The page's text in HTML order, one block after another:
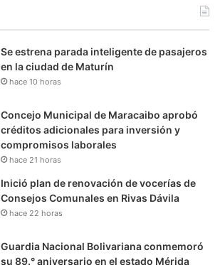
Se estrena parada inteligente de pasajeros
en la ciudad de Maturín
hace 10 horas
Concejo Municipal de Maracaibo aprobó
créditos adicionales para inversión y
compromisos laborales
hace 21 horas
Inició plan de renovación de vocerías de
Consejos Comunales en Rivas Dávila
hace 22 horas
Guardia Nacional Bolivariana conmemoró
su 89.° aniversario en el estado Mérida